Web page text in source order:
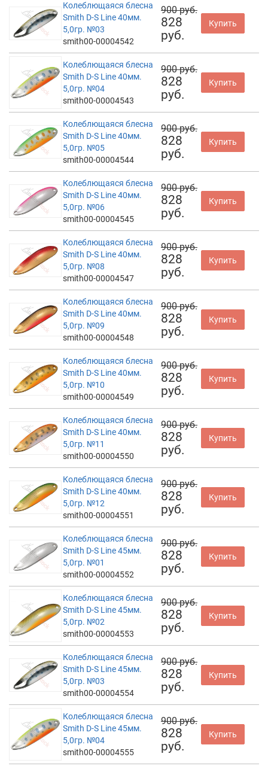
Колеблющаяся блесна
Smith D-S Line 40мм.
5,0гр. №03
smith00-00004542
900 руб.
828
руб.
Купить
Колеблющаяся блесна
Smith D-S Line 40мм.
5,0гр. №04
smith00-00004543
900 руб.
828
руб.
Купить
Колеблющаяся блесна
Smith D-S Line 40мм.
5,0гр. №05
smith00-00004544
900 руб.
828
руб.
Купить
Колеблющаяся блесна
Smith D-S Line 40мм.
5,0гр. №06
smith00-00004545
900 руб.
828
руб.
Купить
Колеблющаяся блесна
Smith D-S Line 40мм.
5,0гр. №08
smith00-00004547
900 руб.
828
руб.
Купить
Колеблющаяся блесна
Smith D-S Line 40мм.
5,0гр. №09
smith00-00004548
900 руб.
828
руб.
Купить
Колеблющаяся блесна
Smith D-S Line 40мм.
5,0гр. №10
smith00-00004549
900 руб.
828
руб.
Купить
Колеблющаяся блесна
Smith D-S Line 40мм.
5,0гр. №11
smith00-00004550
900 руб.
828
руб.
Купить
Колеблющаяся блесна
Smith D-S Line 40мм.
5,0гр. №12
smith00-00004551
900 руб.
828
руб.
Купить
Колеблющаяся блесна
Smith D-S Line 45мм.
5,0гр. №01
smith00-00004552
900 руб.
828
руб.
Купить
Колеблющаяся блесна
Smith D-S Line 45мм.
5,0гр. №02
smith00-00004553
900 руб.
828
руб.
Купить
Колеблющаяся блесна
Smith D-S Line 45мм.
5,0гр. №03
smith00-00004554
900 руб.
828
руб.
Купить
Колеблющаяся блесна
Smith D-S Line 45мм.
5,0гр. №04
smith00-00004555
900 руб.
828
руб.
Купить